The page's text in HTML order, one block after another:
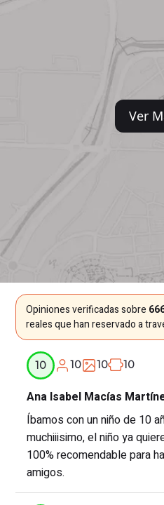
Ver
Opiniones verificadas sobre
reales que han reservado a
10 10 10 10
Ana Isabel Macías
Íbamos con un niño de 10
muchiiisimo, el niño ya
100% recomendable para
amigos.